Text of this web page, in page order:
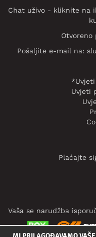
Chat uživo - kliknite na
Otvoreno
Pošaljite e-mail na:
Uvjeti
Plaćajte
Vaša se narudžba